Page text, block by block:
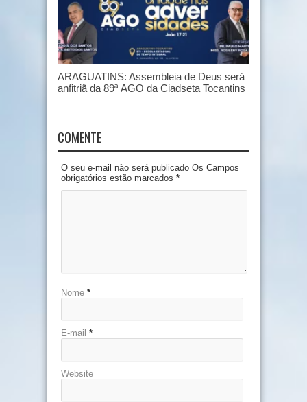
ARAGUATINS: Assembleia de Deus será
anfitriã da 89ª AGO da Ciadseta Tocantins
COMENTE
O seu e-mail não será publicado Os Campos
obrigatórios estão marcados *
Nome *
E-mail *
Website